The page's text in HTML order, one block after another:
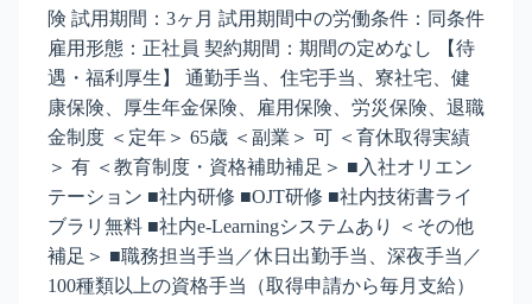
険 試用期間：3ヶ月 試用期間中の労働条件：同条件
雇用形態：正社員 契約期間：期間の定めなし 【待
遇・福利厚生】 通勤手当、住宅手当、寮社宅、健
康保険、厚生年金保険、雇用保険、労災保険、退職
金制度 ＜定年＞ 65歳 ＜副業＞ 可 ＜育休取得実績
＞ 有 ＜教育制度・資格補助補足＞ ■入社オリエン
テーション ■社内研修 ■OJT研修 ■社内技術書ライ
ブラリ無料 ■社内e-Learningシステムあり ＜その他
補足＞ ■職務担当手当／休日出勤手当、深夜手当／
100種類以上の資格手当（取得申請から毎月支給）